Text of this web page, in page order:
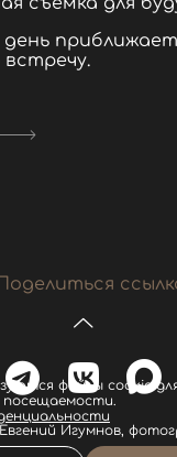
приближает
Поделиться
Игумнов,
файлы cookie
посещаемости.